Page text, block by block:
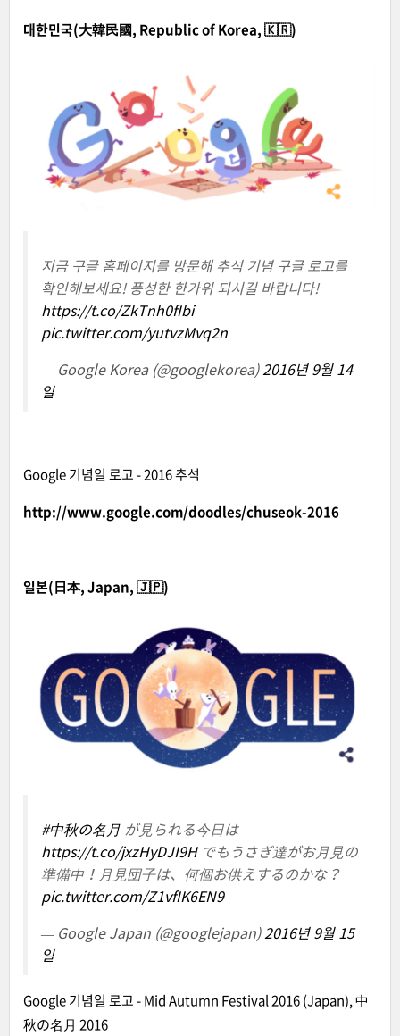
대한민국(大韓民國, Republic of Korea, 🇰🇷)
지금 구글 홈페이지를 방문해 추석 기념 구글 로고를
확인해보세요! 풍성한 한가위 되시길 바랍니다!
https://t.co/ZkTnh0fIbi
pic.twitter.com/yutvzMvq2n
— Google Korea (@googlekorea)2016년 9월 14
일
Google 기념일 로고 - 2016 추석
http://www.google.com/doodles/chuseok-2016
일본(日本, Japan, 🇯🇵)
#中秋の名月 が見られる今日は
https://t.co/jxzHyDJI9Hでもうさぎ達がお月見の
準備中！月見団子は、何個お供えするのかな？
pic.twitter.com/Z1vfIK6EN9
— Google Japan (@googlejapan)2016년 9월 15
일
Google 기념일 로고 - Mid Autumn Festival 2016 (Japan), 中
秋の名月 2016